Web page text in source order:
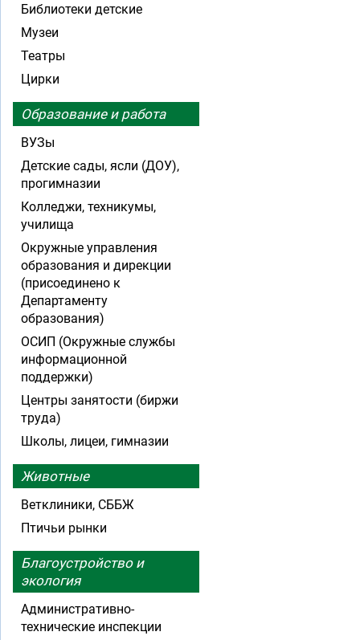
Библиотеки детские
Музеи
Театры
Цирки
Образование и работа
ВУЗы
Детские сады, ясли (ДОУ),
прогимназии
Колледжи, техникумы,
училища
Окружные управления
образования и дирекции
(присоединено к
Департаменту
образования)
ОСИП (Окружные службы
информационной
поддержки)
Центры занятости (биржи
труда)
Школы, лицеи, гимназии
Животные
Ветклиники, СББЖ
Птичьи рынки
Благоустройство и
экология
Административно-
технические инспекции